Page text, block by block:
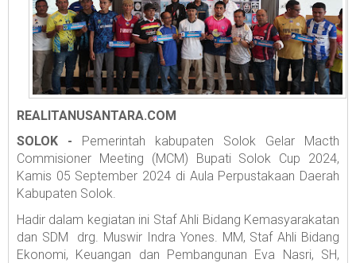
REALITANUSANTARA.COM
SOLOK - Pemerintah kabupaten Solok Gelar Macth
Commisioner Meeting (MCM) Bupati Solok Cup 2024,
Kamis 05 September 2024 di Aula Perpustakaan Daerah
Kabupaten Solok.
Hadir dalam kegiatan ini Staf Ahli Bidang Kemasyarakatan
dan SDM drg. Muswir Indra Yones. MM, Staf Ahli Bidang
Ekonomi, Keuangan dan Pembangunan Eva Nasri, SH,